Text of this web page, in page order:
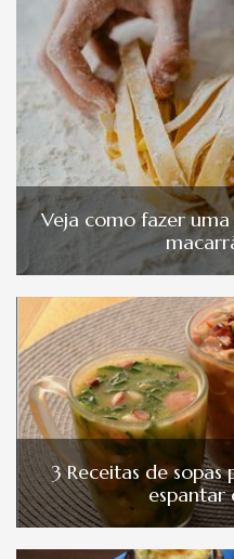
Veja como fazer uma
3 Receitas de
espantar